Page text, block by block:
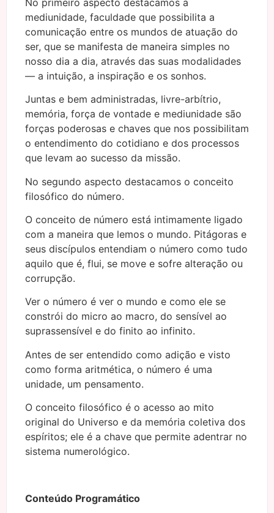
mediunidade, faculdade que possibilita a
comunicação entre os mundos de atuação do
ser, que se manifesta de maneira simples no
nosso dia a dia, através das suas modalidades
— a intuição, a inspiração e os sonhos.
Juntas e bem administradas, livre-arbítrio,
memória, força de vontade e mediunidade são
forças poderosas e chaves que nos possibilitam
o entendimento do cotidiano e dos processos
que levam ao sucesso da missão.
No segundo aspecto destacamos o conceito
filosófico do número.
O conceito de número está intimamente ligado
com a maneira que lemos o mundo. Pitágoras e
seus discípulos entendiam o número como tudo
aquilo que é, flui, se move e sofre alteração ou
corrupção.
Ver o número é ver o mundo e como ele se
constrói do micro ao macro, do sensível ao
suprassensível e do finito ao infinito.
Antes de ser entendido como adição e visto
como forma aritmética, o número é uma
unidade, um pensamento.
O conceito filosófico é o acesso ao mito
original do Universo e da memória coletiva dos
espíritos; ele é a chave que permite adentrar no
sistema numerológico.
Conteúdo Programático